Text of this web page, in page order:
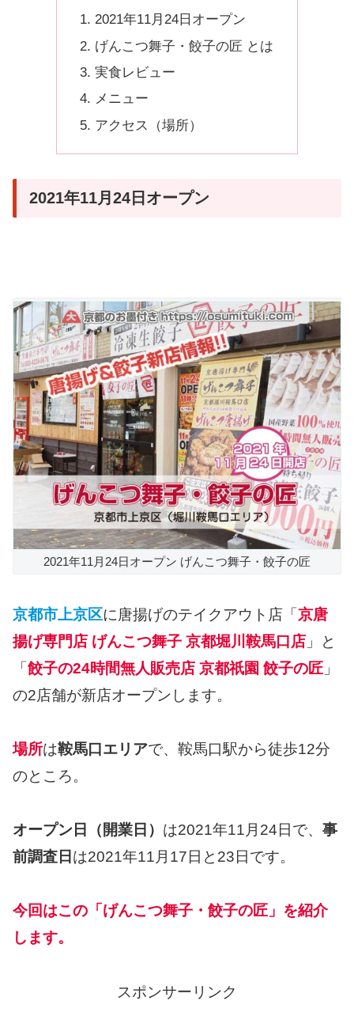
2021年11月24日オープン
げんこつ舞子・餃子の匠 とは
実食レビュー
メニュー
アクセス（場所）
2021年11月24日オープン
2021年11月24日オープン げんこつ舞子・餃子の匠
京都市上京区に唐揚げのテイクアウト店「 京唐
揚げ専門店 げんこつ舞子 京都堀川鞍馬口店 」と
「 餃子の24時間無人販売店 京都祇園 餃子の匠 」
の2店舗が新店オープンします。
場所は鞍馬口エリアで、鞍馬口駅から徒歩12分
のところ。
オープン日（開業日） は2021年11月24日で、 事
前調査日 は2021年11月17日と23日です。
今回はこの「げんこつ舞子・餃子の匠」を紹介
します。
スポンサーリンク